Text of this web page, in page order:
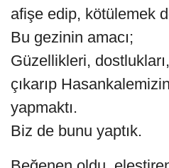
afişe edip, kötülemek
Bu gezinin amacı;
Güzellikleri,
çıkarıp
yapmaktı.
Biz de bunu yaptık.